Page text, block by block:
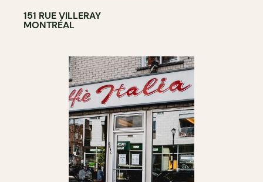
151 RUE VILLERAY
MONTRÉAL